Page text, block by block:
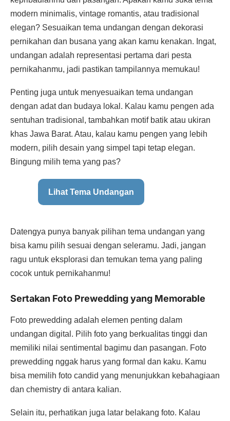
modern minimalis, vintage romantis, atau tradisional
elegan? Sesuaikan tema undangan dengan dekorasi
pernikahan dan busana yang akan kamu kenakan. Ingat,
undangan adalah representasi pertama dari pesta
pernikahanmu, jadi pastikan tampilannya memukau!
Penting juga untuk menyesuaikan tema undangan
dengan adat dan budaya lokal. Kalau kamu pengen ada
sentuhan tradisional, tambahkan motif batik atau ukiran
khas Jawa Barat. Atau, kalau kamu pengen yang lebih
modern, pilih desain yang simpel tapi tetap elegan.
Bingung milih tema yang pas?
Lihat Tema Undangan
Datengya punya banyak pilihan tema undangan yang
bisa kamu pilih sesuai dengan seleramu. Jadi, jangan
ragu untuk eksplorasi dan temukan tema yang paling
cocok untuk pernikahanmu!
Sertakan Foto Prewedding yang Memorable
Foto prewedding adalah elemen penting dalam
undangan digital. Pilih foto yang berkualitas tinggi dan
memiliki nilai sentimental bagimu dan pasangan. Foto
prewedding nggak harus yang formal dan kaku. Kamu
bisa memilih foto candid yang menunjukkan kebahagiaan
dan chemistry di antara kalian.
Selain itu, perhatikan juga latar belakang foto. Kalau